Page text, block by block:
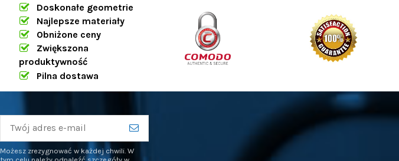
Doskonałe geometrie
Najlepsze materiały
Obniżone ceny
Zwiększona
produktywność
Pilna dostawa
Możesz zrezygnować w każdej chwili. W